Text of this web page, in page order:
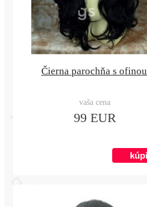
Čierna parochňa s ofinou
vaša cena
99 EUR